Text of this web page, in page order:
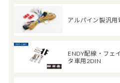
アルパイン製汎用
ENDY配線・フェ
タ車用2DIN